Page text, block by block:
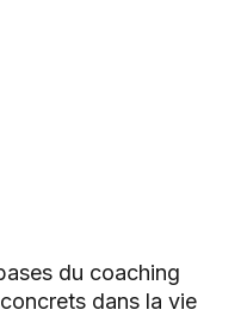
du coaching
dans la vie